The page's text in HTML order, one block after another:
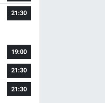
21:30
19:00
21:30
21:30